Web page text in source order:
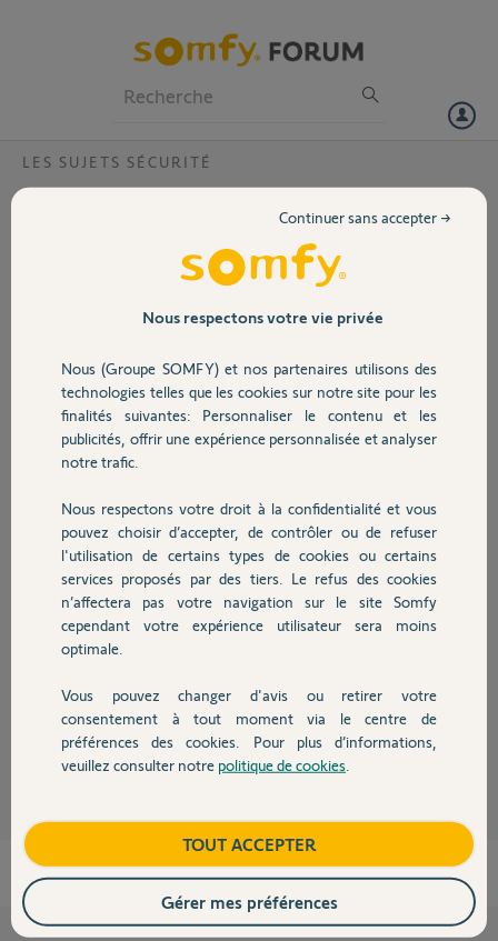
Volet
Sécurité
Domotique
Chauffage
Autres produits
Devis avec un pro
Contact
LES SUJETS SÉCURITÉ
Bonjour,
J ai une alarme
je suis passé à la Freebox
me connecter à mon
alarme a distance alors que je peux me connecter en wifi
pouvez vous m aider?
Merci,
xavier B.
Nous respectons votre vie privée
Nous (Groupe SOMFY) et nos partenaires utilisons des
technologies telles que les cookies sur notre site pour les
finalités suivantes: Personnaliser le contenu et les
publicités, offrir une expérience personnalisée et analyser
notre trafic.
Nous respectons votre droit à la confidentialité et vous
pouvez choisir d’accepter, de contrôler ou de refuser
l'utilisation de certains types de cookies ou certains
services proposés par des tiers. Le refus des cookies
n’affectera pas votre navigation sur le site Somfy
cependant votre expérience utilisateur sera moins
optimale.
Vous pouvez changer d'avis ou retirer votre
consentement à tout moment via le centre de
préférences des cookies. Pour plus d’informations,
veuillez consulter notre politique de cookies
Continuer sans accepter →
TOUT ACCEPTER
Gérer mes préférences